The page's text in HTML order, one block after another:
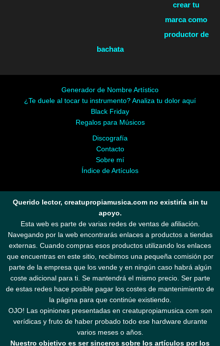
crear tu
marca como
productor de
bachata
Generador de Nombre Artístico
¿Te duele al tocar tu instrumento? Analiza tu dolor aquí
Black Friday
Regalos para Músicos
Discografía
Contacto
Sobre mí
Índice de Artículos
Querido lector, creatupropiamusica.com no existiría sin tu
apoyo.
Esta web es parte de varias redes de ventas de afiliación.
Navegando por la web encontrarás enlaces a productos a tiendas
externas. Cuando compras esos productos utilizando los enlaces
que encuentras en este sitio, recibimos una pequeña comisión por
parte de la empresa que los vende y en ningún caso habrá algún
coste adicional para ti. Se mantendrá el mismo precio. Ser parte
de estas redes hace posible pagar los costes de mantenimiento de
la página para que continúe existiendo.
OJO! Las opiniones presentadas en creatupropiamusica.com son
verídicas y fruto de haber probado todo ese hardware durante
varios meses o años.
Nuestro objetivo es ser sinceros sobre los artículos por los